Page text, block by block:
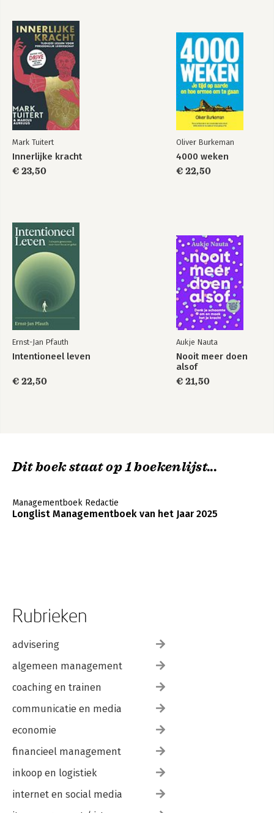
Mark Tuitert
Innerlijke kracht
€ 23,50
Oliver Burkeman
4000 weken
€ 22,50
Ernst-Jan Pfauth
Intentioneel leven
€ 22,50
Aukje Nauta
Nooit meer doen
alsof
€ 21,50
Dit boek staat op 1 boekenlijst...
Managementboek Redactie
Longlist Managementboek van het Jaar 2025
Rubrieken
advisering
algemeen management
coaching en trainen
communicatie en media
economie
financieel management
inkoop en logistiek
internet en social media